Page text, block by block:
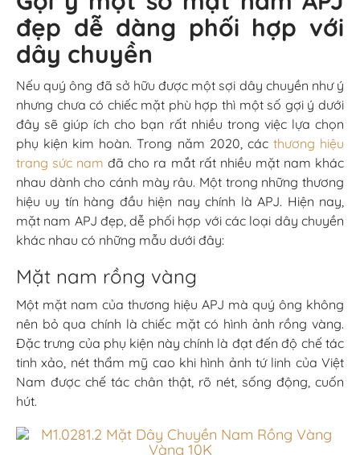
đẹp dễ dàng phối hợp với
dây chuyền
Nếu quý ông đã sở hữu được một sợi dây chuyền như ý
nhưng chưa có chiếc mặt phù hợp thì một số gợi ý dưới
đây sẽ giúp ích cho bạn rất nhiều trong việc lựa chọn
phụ kiện kim hoàn. Trong năm 2020, các thương hiệu
trang sức nam đã cho ra mắt rất nhiều mặt nam khác
nhau dành cho cánh mày râu. Một trong những thương
hiệu uy tín hàng đầu hiện nay chính là APJ. Hiện nay,
mặt nam APJ đẹp, dễ phối hợp với các loại dây chuyền
khác nhau có những mẫu dưới đây:
Mặt nam rồng vàng
Một mặt nam của thương hiệu APJ mà quý ông không
nên bỏ qua chính là chiếc mặt có hình ảnh rồng vàng.
Đặc trưng của phụ kiện này chính là đạt đến độ chế tác
tinh xảo, nét thẩm mỹ cao khi hình ảnh tứ linh của Việt
Nam được chế tác chân thật, rõ nét, sống động, cuốn
hút.